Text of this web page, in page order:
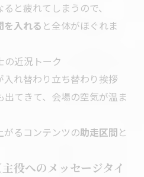
と疲れてしまうので、
を入れる と全体がほぐれま
の近況トーク
れ替わり立ち替わり挨拶
てきて、会場の空気が温ま
がるコンテンツの助走区間と
役へのメッセージタイ